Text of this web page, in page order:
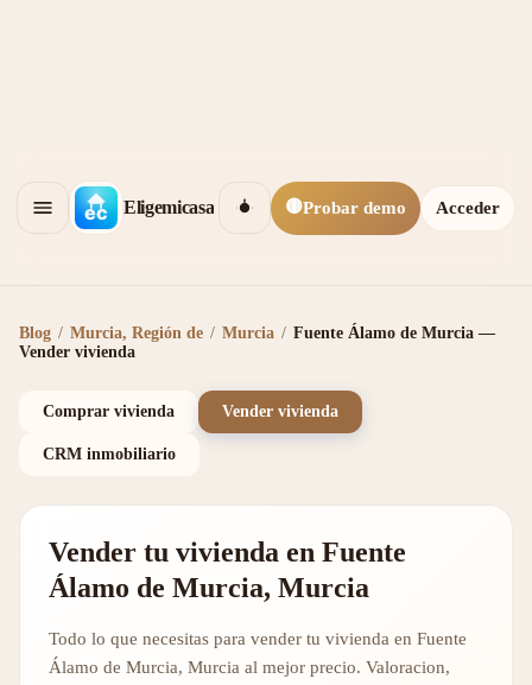
Eligemicasa 🟡Probar demo Acceder
Blog / Murcia, Región de / Murcia / Fuente Álamo de Murcia —
Vender vivienda
Comprar vivienda Vender vivienda
CRM inmobiliario
Vender tu vivienda en Fuente
Álamo de Murcia, Murcia
Todo lo que necesitas para vender tu vivienda en Fuente
Álamo de Murcia, Murcia al mejor precio. Valoracion,